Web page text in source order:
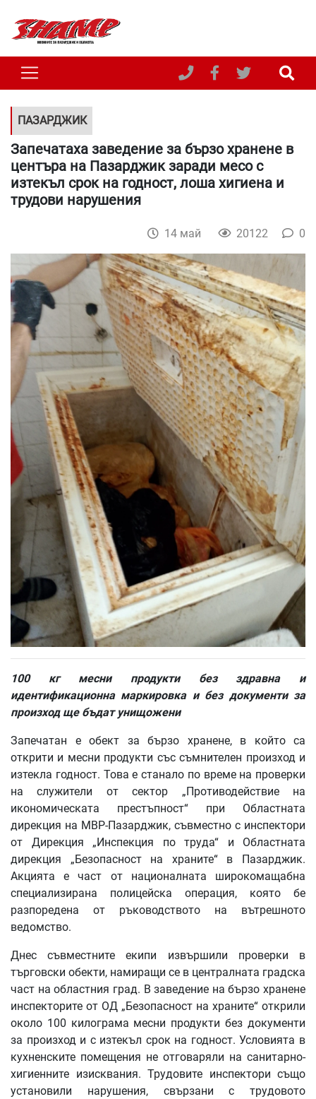
ПАЗАРДЖИК
Запечатаха заведение за бързо хранене в
центъра на Пазарджик заради месо с
изтекъл срок на годност, лоша хигиена и
трудови нарушения
14 май 20122 0
100 кг месни продукти без здравна и
идентификационна маркировка и без документи за
произход ще бъдат унищожени
Запечатан е обект за бързо хранене, в който са
открити и месни продукти със съмнителен произход и
изтекла годност. Това е станало по време на проверки
на служители от сектор „Противодействие на
икономическата престъпност“ при Областната
дирекция на МВР-Пазарджик, съвместно с инспектори
от Дирекция „Инспекция по труда“ и Областната
дирекция „Безопасност на храните“ в Пазарджик.
Акцията е част от националната широкомащабна
специализирана полицейска операция, която бе
разпоредена от ръководството на вътрешното
ведомство.
Днес съвместните екипи извършили проверки в
търговски обекти, намиращи се в централната градска
част на областния град. В заведение на бързо хранене
инспекторите от ОД „Безопасност на храните“ открили
около 100 килограма месни продукти без документи
за произход и с изтекъл срок на годност. Условията в
кухненските помещения не отговаряли на санитарно-
хигиенните изисквания. Трудовите инспектори също
установили нарушения, свързани с трудовото